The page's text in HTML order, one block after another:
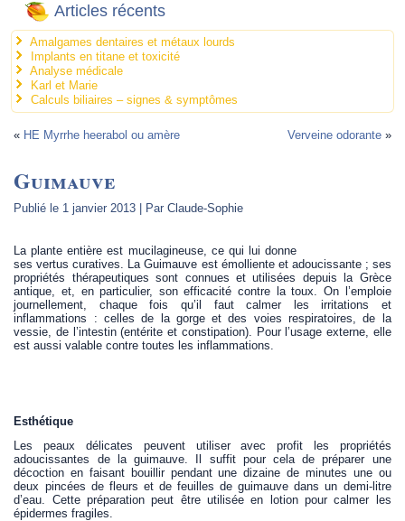
Articles récents
Amalgames dentaires et métaux lourds
Implants en titane et toxicité
Analyse médicale
Karl et Marie
Calculs biliaires – signes & symptômes
« HE Myrrhe heerabol ou amère Verveine odorante»
Guimauve
Publié le 1 janvier 2013 | Par Claude-Sophie
La plante entière est mucilagineuse, ce qui lui donne
ses vertus curatives. La Guimauve est émolliente et adoucissante ; ses
propriétés thérapeutiques sont connues et utilisées depuis la Grèce
antique, et, en particulier, son efficacité contre la toux. On l’emploie
journellement, chaque fois qu’il faut calmer les irritations et
inflammations : celles de la gorge et des voies respiratoires, de la
vessie, de l’intestin (entérite et constipation). Pour l’usage externe, elle
est aussi valable contre toutes les inflammations.
Esthétique
Les peaux délicates peuvent utiliser avec profit les propriétés
adoucissantes de la guimauve. Il suffit pour cela de préparer une
décoction en faisant bouillir pendant une dizaine de minutes une ou
deux pincées de fleurs et de feuilles de guimauve dans un demi-litre
d’eau. Cette préparation peut être utilisée en lotion pour calmer les
épidermes fragiles.